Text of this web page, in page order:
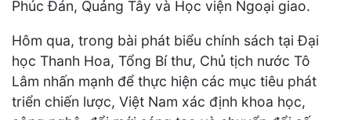
Phúc Đán, Quảng Tây và Học viện Ngoại giao.
Hôm qua, trong bài phát biểu chính sách tại Đại
học Thanh Hoa, Tổng Bí thư, Chủ tịch nước Tô
Lâm nhấn mạnh để thực hiện các mục tiêu phát
triển chiến lược, Việt Nam xác định khoa học,